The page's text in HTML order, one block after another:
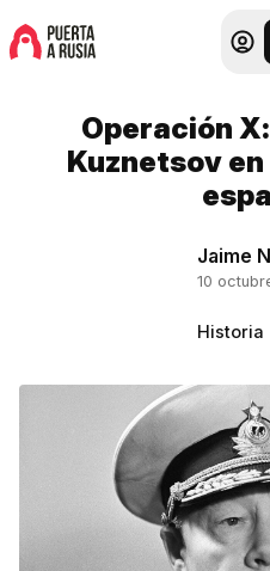
Operación
Kuznetsov
Jaime
10
Historia